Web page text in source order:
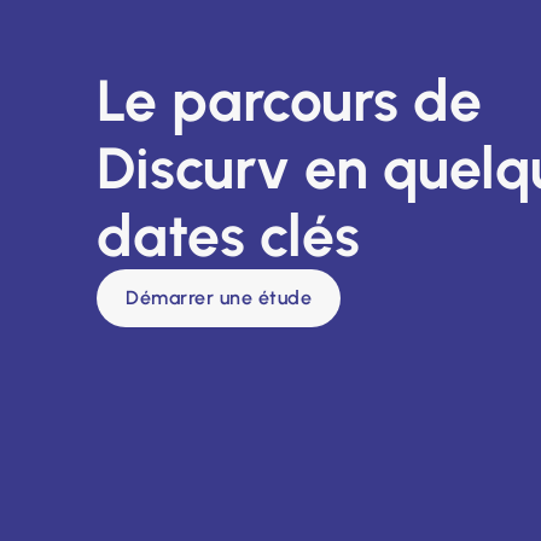
Le parcours de
Discurv en
dates clés
Démarrer une étude